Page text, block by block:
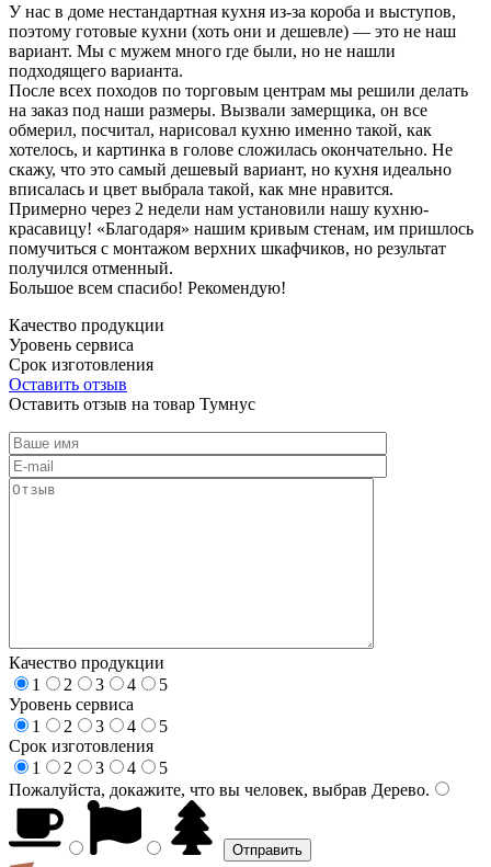
У нас в доме нестандартная кухня из-за короба и выступов,
поэтому готовые кухни (хоть они и дешевле) — это не наш
вариант. Мы с мужем много где были, но не нашли
подходящего варианта.
После всех походов по торговым центрам мы решили делать
на заказ под наши размеры. Вызвали замерщика, он все
обмерил, посчитал, нарисовал кухню именно такой, как
хотелось, и картинка в голове сложилась окончательно. Не
скажу, что это самый дешевый вариант, но кухня идеально
вписалась и цвет выбрала такой, как мне нравится.
Примерно через 2 недели нам установили нашу кухню-
красавицу! «Благодаря» нашим кривым стенам, им пришлось
помучиться с монтажом верхних шкафчиков, но результат
получился отменный.
Большое всем спасибо! Рекомендую!
Качество продукции
Уровень сервиса
Срок изготовления
Оставить отзыв
Оставить отзыв на товар Тумнус
Качество продукции
1
2 3 4
5
Уровень сервиса
1
2 3 4
5
Срок изготовления
1
2 3 4
5
Пожалуйста, докажите, что вы человек, выбрав Дерево.